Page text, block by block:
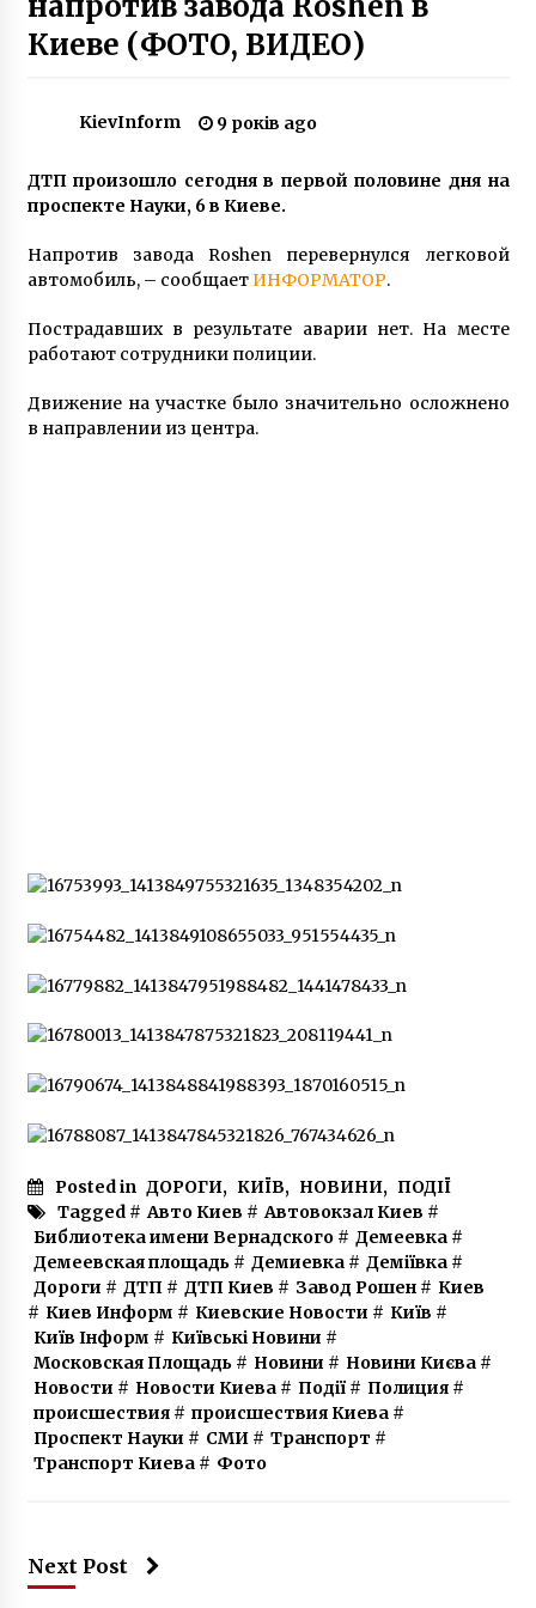
8 років ago
6 років ago
Ми хочемо привести Amazon в Україні, –
Омелян
У Києві відновились суди над
Майдані
6 років ago
У Києві чоловік підпалив магазин, в якому
працює дружина, а потім вистрибнув з
сьомого поверху
Киеве (ФОТО, ВИДЕО)
KievInform 9 років ago
ДТП произошло сегодня в первой половине дня на
проспекте Науки, 6 в Киеве.
Напротив завода Roshen перевернулся легковой
автомобиль, – сообщает ИНФОРМАТОР.
Пострадавших в результате аварии нет. На месте
работают сотрудники полиции.
Движение на участке было значительно осложнено
в направлении из центра.
Posted in ДОРОГИ, КИЇВ, НОВИНИ, ПОДІЇ
Tagged # Авто Киев # Автовокзал Киев #
Библиотека имени Вернадского# Демеевка#
Демеевская площадь# Демиевка# Деміївка#
Дороги # ДТП# ДТП Киев # Завод Рошен# Киев
# Киев Информ # Киевские Новости # Київ #
Київ Інформ # Київські Новини #
Московская Площадь# Новини # Новини Києва#
Новости # Новости Киева# Події# Полиция#
происшествия# происшествия Киева#
Проспект Науки # СМИ# Транспорт #
Транспорт Киева# Фото
Next Post